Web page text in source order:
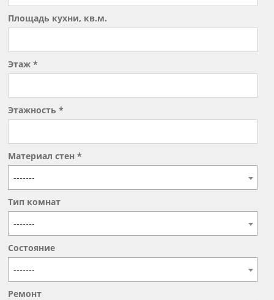
Площадь кухни, кв.м.
Этаж *
Этажность *
Материал стен *
-------
Тип комнат
-------
Состояние
-------
Ремонт